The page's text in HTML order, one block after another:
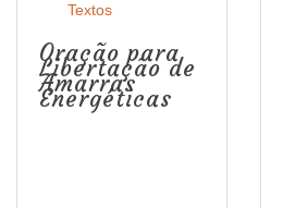
Textos
Oração para
Libertação de
Amarras
Energéticas